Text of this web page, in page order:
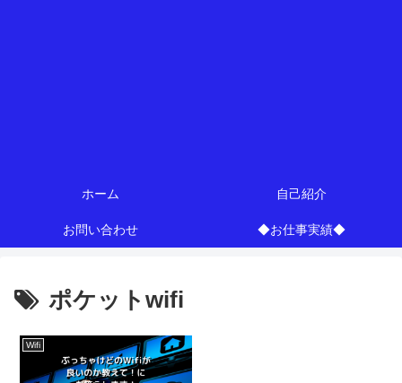
ホーム 自己紹介
お問い合わせ ◆お仕事実績◆
ポケットwifi
Wifi